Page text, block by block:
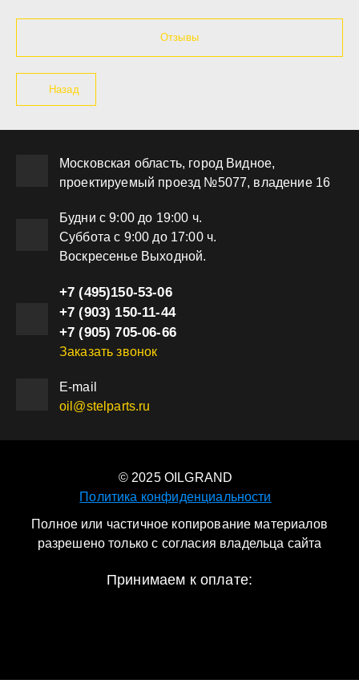
Отзывы
Назад
Московская область, город Видное,
проектируемый проезд №5077, владение 16
Будни с 9:00 до 19:00 ч.
Суббота с 9:00 до 17:00 ч.
Воскресенье Выходной.
+7 (495)150-53-06
+7 (903) 150-11-44
+7 (905) 705-06-66
Заказать звонок
Е-mail
oil@stelparts.ru
© 2025 OILGRAND
Политика конфиденциальности
Полное или частичное копирование материалов
разрешено только с согласия владельца сайта
Принимаем к оплате: